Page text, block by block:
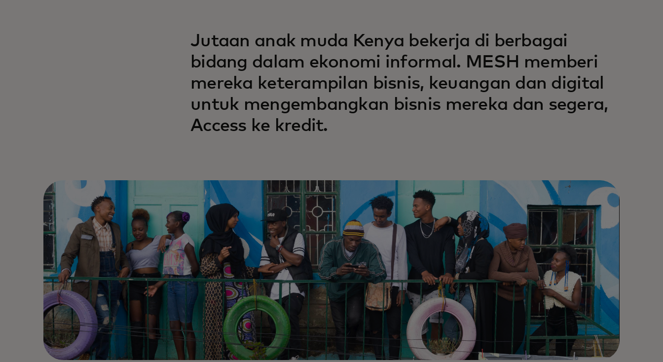
Jutaan anak muda Kenya bekerja di berbagai
bidang dalam ekonomi informal. MESH memberi
mereka keterampilan bisnis, keuangan dan digital
untuk mengembangkan bisnis mereka dan segera,
Access ke kredit.